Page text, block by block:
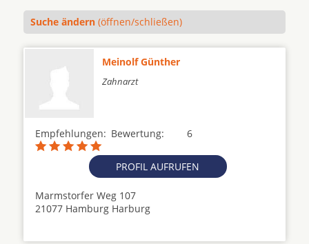
Suche ändern (öffnen/schließen)
Meinolf Günther
Zahnarzt
Empfehlungen: 6
Bewertung:
PROFIL AUFRUFEN
Marmstorfer Weg 107
21077 Hamburg Harburg